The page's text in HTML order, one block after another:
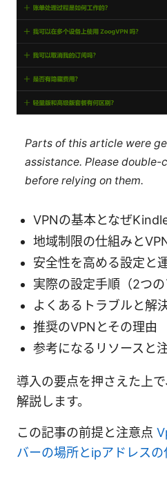
Parts of this article were
assistance. Please
before relying on them.
VPNの基本となぜ
地域制限の仕組みと
安全性を高める設定と
実際の設定手順（2つの
よくあるトラブルと解
推奨のVPNとその理由
参考になるリソースと
導入の要点を押さえた上
解説します。
この記事の前提と注意点
バーの場所とipアドレス